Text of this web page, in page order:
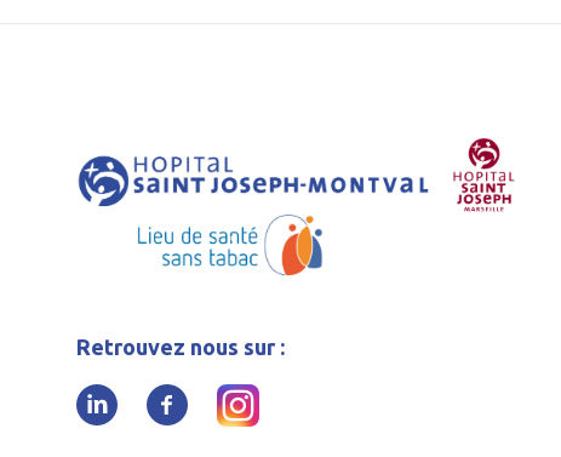
Retrouvez nous sur :